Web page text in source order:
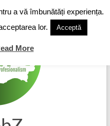
a vă îmbunătăți experiența.
lor.
Acceptă
More